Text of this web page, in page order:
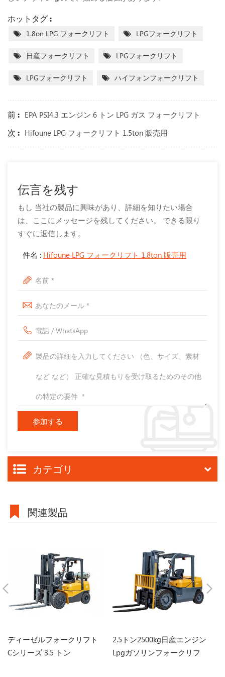
ホットタグ :
1.8on LPG フォークリフト LPGフォークリフト
日産フォークリフト LPGフォークリフト
LPGフォークリフト ハイフォンフォークリフト
前 : EPA PSI4.3 エンジン 6 トン LPG ガス フォークリフト
次 : Hifoune LPG フォークリフト 1.5ton 販売用
伝言を残す
もし 当社の製品に興味があり、詳細を知りたい場合
は、ここにメッセージを残してください。 できる限り
すぐに返信します。
件名 : Hifoune LPG フォークリフト 1.8ton 販売用
カテゴリ
関連製品
ディーゼルフォークリフト
Cシリーズ 3.5 トン
2.5トン2500kg日産エンジン
Lpgガソリンフォークリフ